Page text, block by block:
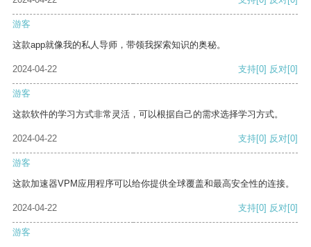
游客
这款app就像我的私人导师，带领我探索知识的奥秘。
2024-04-22 支持[0] 反对[0]
游客
这款软件的学习方式非常灵活，可以根据自己的需求选择学习方式。
2024-04-22 支持[0] 反对[0]
游客
这款加速器VPM应用程序可以给你提供全球覆盖和最高安全性的连接。
2024-04-22 支持[0] 反对[0]
游客